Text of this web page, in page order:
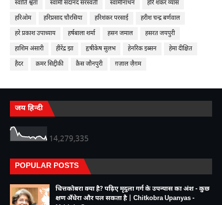
स्वाति श्वेता
स्वामी सदानंद सरस्वती स्वामीनाथन
हरि शंकर व्यास
हरिओम
हरिप्रसाद चौरसिया हरिशंकर परसाई
हरीश चन्द्र बर्णवाल
हरे प्रकाश उपाध्याय
हर्षबाला शर्मा हसन जमाल
हसरत जयपुरी
हाशिम अंसारी
हीरेंद्र झा हृषीकेष सुलभ हेनरिक इब्सन
हेमा दीक्षित
हैदर
क़मर सिद्दीकी क़ैस जौनपुरी ग़ज़ाल जै़ग़म
जय हिन्दी
14,279,335
POPULAR POSTS
चित्तकोबरा क्या है? पढ़िए मृदुला गर्ग के उपन्यास का अंश - कुछ
क्षण अँधेरा और पल सकता है | Chitkobra Upanyas -